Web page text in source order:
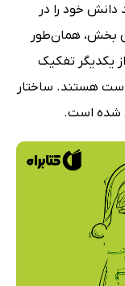
دانش خود را در
بخش، همان‌طور
یکدیگر تفکیک
1 تا 6 و 10 تا 15 از این دست هستند. ساختار
شده است.